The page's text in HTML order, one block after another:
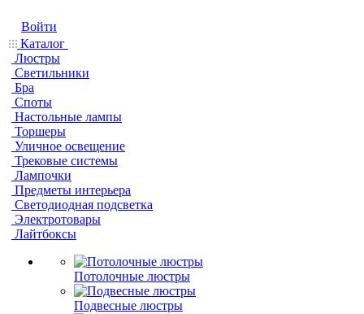
Войти
Каталог
Люстры
Светильники
Бра
Споты
Настольные лампы
Торшеры
Уличное освещение
Трековые системы
Лампочки
Предметы интерьера
Светодиодная подсветка
Электротовары
Лайтбоксы
Потолочные люстры
Подвесные люстры